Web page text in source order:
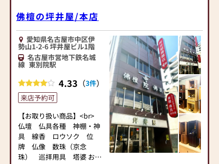
仏壇 仏具各種 神棚 神具
線香 ロウソク 位牌 仏
像 数珠（京念珠）
お宮 外祭 神徒壇 お
香・香道具 掛軸 表装
（軸額）
◆ご寺院様向けの業務◆
寺院仏具 寺院内陣施工
納骨檀施工
まずはお下見だけでも結構
です。
クーポンを発行されてご来
店くださいませ。
■ スタッフについて
当店には、名古屋仏壇の伝
統工芸士をはじめ、お墓デ
ィレクターや京念珠製造師
つスタッフが在籍しており
ます。また真宗大谷派名古
動に関わる人材もおり、ご
供養や仏事についても安心
してご相談いただけます。
お客様一人ひとりのお気持
ちに寄り添い、丁寧にご案
■１階
標準的な半間お仏間用サイ
ズのお仏壇を１台１台お仏
間形式で展示しました。専
門店ならではのお線香も充
実。
和室や居間にあっても毎日
の生活と調和する少し小さ
めのお仏壇を多数展示しま
した。
■３階
日本屈指の仏壇生産地、名
古屋の伝統工芸品｢純金箔漆
塗り仏壇｣と唐木仏壇の名産
佛檀の坪井屋/本店
愛知県名古屋市中区伊
勢山1-2-6 坪井屋ビル1階
名古屋市営地下鉄名城
線 東別院駅
4.33 （3件）
来店予約可
【お取り扱い商品】<br>
仏壇 仏具各種 神棚・神
具 線香 ロウソク 位
牌 仏像 数珠（京念
珠） 巡拝用具 塔婆 お